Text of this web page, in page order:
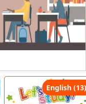
English (13)